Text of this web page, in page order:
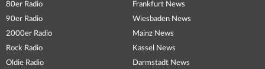
80er Radio
90er Radio
2000er Radio
Rock Radio
Oldie Radio
Frankfurt News
Wiesbaden News
Mainz News
Kassel News
Darmstadt News